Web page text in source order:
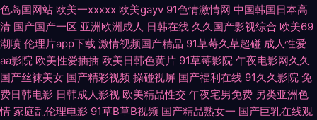
91视屏在线 AV伦理影院 超碰在线久草 国产高清在线 狠狠撸大香蕉月天 老湿
福利社91 欧美性交妹妹 日韩黄通 深夜免费网站 午夜激情综合 亚洲色图偷拍
网 91n处女在线 91深夜 九九福利影院 欧美另类AV 色婷婷成人网址 午夜性網
色岛国网站 欧美一xxxxx 欧美gayv 91色情激情网 中国韩国日本高
清 国产国产一区 亚洲欧洲成人 日韩在线 久久国产影视综合 欧美69
潮喷 伦理片app下载 激情视频国产精品 91草莓久草超碰 成人性爱
aa影院 欧美性爱插插 欧美日韩色黄片 91草莓影院 午夜电影网久久
国产丝袜美女 国产精彩视频 操碰视屏 国产福利在线 91久久影院 免
费日韩电影 日韩成人影视 欧美精品性交 午夜宅男免费 另类亚洲色
情 家庭乱伦理电影 91草B草B视频 国产精品熟女一 国产巨乳在线观